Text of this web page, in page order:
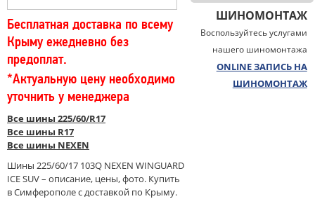
Бесплатная доставка по всему
Крыму ежедневно без
предоплат.
*Актуальную цену необходимо
уточнить у менеджера
Все шины 225/60/R17
Все шины R17
Все шины NEXEN
Шины 225/60/17 103Q NEXEN WINGUARD
ICE SUV – описание, цены, фото. Купить
в Симферополе с доставкой по Крыму.
ШИНОМОНТАЖ
Воспользуйтесь услугами
нашего шиномонтажа
ONLINE ЗАПИСЬ НА
ШИНОМОНТАЖ